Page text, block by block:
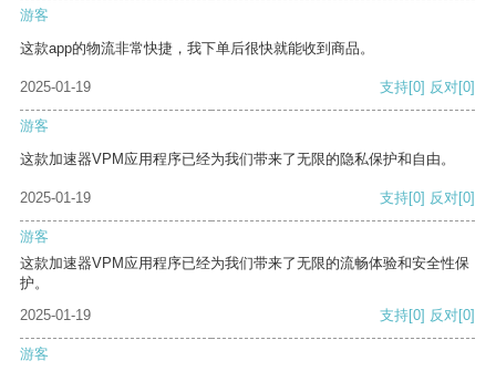
游客
这款app的物流非常快捷，我下单后很快就能收到商品。
2025-01-19 支持[0] 反对[0]
游客
这款加速器VPM应用程序已经为我们带来了无限的隐私保护和自由。
2025-01-19 支持[0] 反对[0]
游客
这款加速器VPM应用程序已经为我们带来了无限的流畅体验和安全性保
护。
2025-01-19
支持[0] 反对[0]
游客